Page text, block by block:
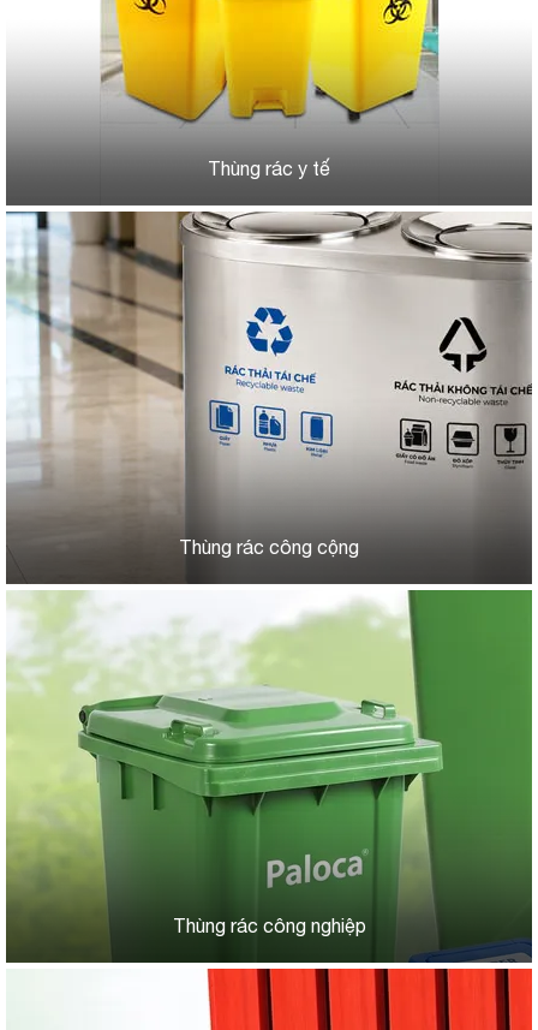
Thùng rác y tế
Thùng rác công cộng
Thùng rác công nghiệp